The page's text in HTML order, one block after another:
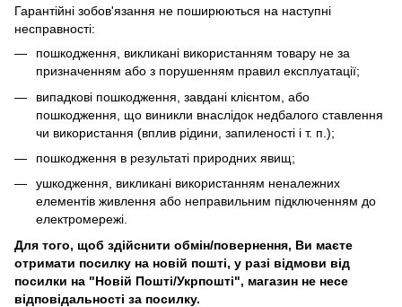
Гарантійні зобов'язання не поширюються на наступні
несправності:
пошкодження, викликані використанням товару не за
призначенням або з порушенням правил експлуатації;
випадкові пошкодження, завдані клієнтом, або
пошкодження, що виникли внаслідок недбалого ставлення
чи використання (вплив рідини, запиленості і т. п.);
пошкодження в результаті природних явищ;
ушкодження, викликані використанням неналежних
елементів живлення або неправильним підключенням до
електромережі.
Для того, щоб здійснити обмін/повернення, Ви маєте
отримати посилку на новій пошті, у разі відмови від
посилки на "Новій Пошті/Укрпошті", магазин не несе
відповідальності за посилку.